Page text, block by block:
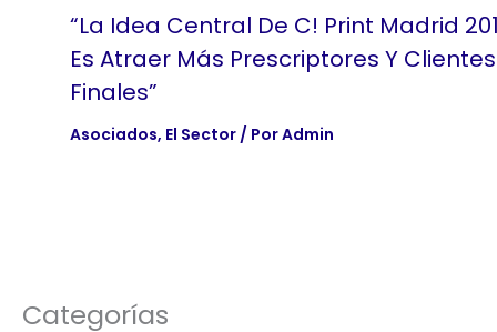
“La Idea Central De C! Print Madrid
Es Atraer Más Prescriptores Y Clientes
Finales”
Asociados, El Sector/ PorAdmin
Categorías